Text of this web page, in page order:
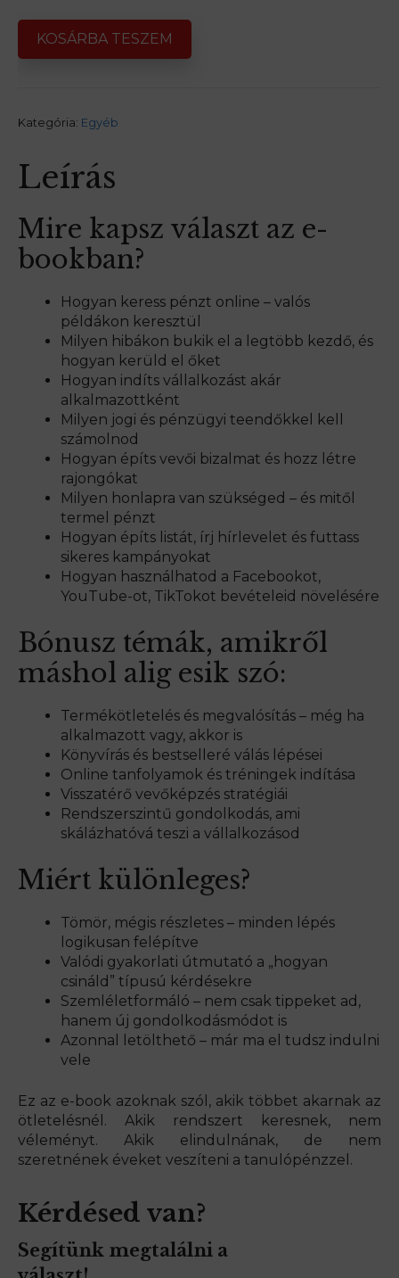
KOSÁRBA TESZEM
Kategória: Egyéb
Leírás
Mire kapsz választ az e-
bookban?
Hogyan keress pénzt online – valós
példákon keresztül
Milyen hibákon bukik el a legtöbb kezdő, és
hogyan kerüld el őket
Hogyan indíts vállalkozást akár
alkalmazottként
Milyen jogi és pénzügyi teendőkkel kell
számolnod
Hogyan építs vevői bizalmat és hozz létre
rajongókat
Milyen honlapra van szükséged – és mitől
termel pénzt
Hogyan építs listát, írj hírlevelet és futtass
sikeres kampányokat
Hogyan használhatod a Facebookot,
YouTube-ot, TikTokot bevételeid növelésére
Bónusz témák, amikről
máshol alig esik szó:
Termékötletelés és megvalósítás – még ha
alkalmazott vagy, akkor is
Könyvírás és bestselleré válás lépései
Online tanfolyamok és tréningek indítása
Visszatérő vevőképzés stratégiái
Rendszerszintű gondolkodás, ami
skálázhatóvá teszi a vállalkozásod
Miért különleges?
Tömör, mégis részletes – minden lépés
logikusan felépítve
Valódi gyakorlati útmutató a „hogyan
csináld” típusú kérdésekre
Szemléletformáló – nem csak tippeket ad,
hanem új gondolkodásmódot is
Azonnal letölthető – már ma el tudsz indulni
vele
Ez az e-book azoknak szól, akik többet akarnak az
ötletelésnél. Akik rendszert keresnek, nem
véleményt. Akik elindulnának, de nem
szeretnének éveket veszíteni a tanulópénzzel.
Kérdésed van?
Segítünk megtalálni a